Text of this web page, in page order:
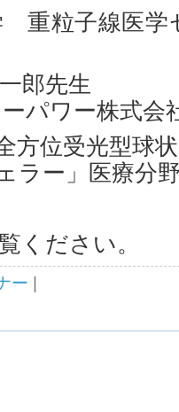
重粒子線医
郎先生
ワー株式会
位受光型球
医療分野
ください。
ー